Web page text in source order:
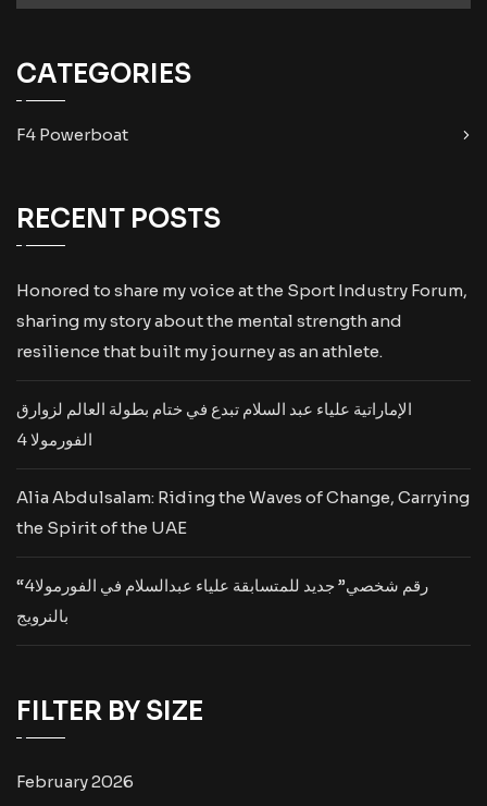
CATEGORIES
F4 Powerboat
RECENT POSTS
Honored to share my voice at the Sport Industry Forum,
sharing my story about the mental strength and
resilience that built my journey as an athlete.
الإماراتية علياء عبد السلام تبدع في ختام بطولة العالم لزوارق
الفورمولا 4
Alia Abdulsalam: Riding the Waves of Change, Carrying
the Spirit of the UAE
“رقم شخصي” جديد للمتسابقة علياء عبدالسلام في الفورمولا4
بالنرويج
FILTER BY SIZE
February 2026